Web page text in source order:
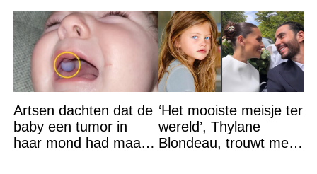
Artsen dachten dat de
baby een tumor in
haar mond had maar
‘Het mooiste meisje ter
wereld’, Thylane
Blondeau, trouwt met